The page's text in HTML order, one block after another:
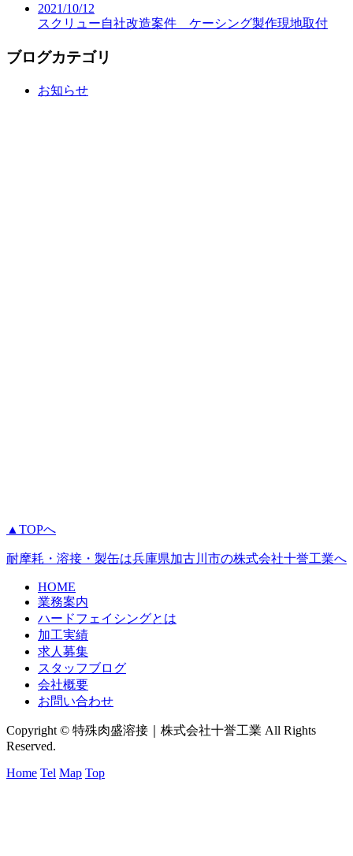
2021/10/12
スクリュー自社改造案件 ケーシング製作現地取付
ブログカテゴリ
お知らせ
▲TOPへ
耐摩耗・溶接・製缶は兵庫県加古川市の株式会社十誉工業へ
HOME
業務案内
ハードフェイシングとは
加工実績
求人募集
スタッフブログ
会社概要
お問い合わせ
Copyright © 特殊肉盛溶接｜株式会社十誉工業 All Rights
Reserved.
Home Tel Map Top